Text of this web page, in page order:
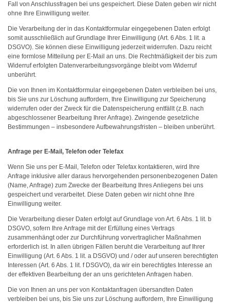
Fall von Anschlussfragen bei uns gespeichert. Diese Daten geben wir nicht
ohne Ihre Einwilligung weiter.
Die Verarbeitung der in das Kontaktformular eingegebenen Daten erfolgt
somit ausschließlich auf Grundlage Ihrer Einwilligung (Art. 6 Abs. 1 lit. a
DSGVO). Sie können diese Einwilligung jederzeit widerrufen. Dazu reicht
eine formlose Mitteilung per E-Mail an uns. Die Rechtmäßigkeit der bis zum
Widerruf erfolgten Datenverarbeitungsvorgänge bleibt vom Widerruf
unberührt.
Die von Ihnen im Kontaktformular eingegebenen Daten verbleiben bei uns,
bis Sie uns zur Löschung auffordern, Ihre Einwilligung zur Speicherung
widerrufen oder der Zweck für die Datenspeicherung entfällt (z.B. nach
abgeschlossener Bearbeitung Ihrer Anfrage). Zwingende gesetzliche
Bestimmungen – insbesondere Aufbewahrungsfristen – bleiben unberührt.
Anfrage per E-Mail, Telefon oder Telefax
Wenn Sie uns per E-Mail, Telefon oder Telefax kontaktieren, wird Ihre
Anfrage inklusive aller daraus hervorgehenden personenbezogenen Daten
(Name, Anfrage) zum Zwecke der Bearbeitung Ihres Anliegens bei uns
gespeichert und verarbeitet. Diese Daten geben wir nicht ohne Ihre
Einwilligung weiter.
Die Verarbeitung dieser Daten erfolgt auf Grundlage von Art. 6 Abs. 1 lit. b
DSGVO, sofern Ihre Anfrage mit der Erfüllung eines Vertrags
zusammenhängt oder zur Durchführung vorvertraglicher Maßnahmen
erforderlich ist. In allen übrigen Fällen beruht die Verarbeitung auf Ihrer
Einwilligung (Art. 6 Abs. 1 lit. a DSGVO) und / oder auf unseren berechtigten
Interessen (Art. 6 Abs. 1 lit. f DSGVO), da wir ein berechtigtes Interesse an
der effektiven Bearbeitung der an uns gerichteten Anfragen haben.
Die von Ihnen an uns per von Kontaktanfragen übersandten Daten
verbleiben bei uns, bis Sie uns zur Löschung auffordern, Ihre Einwilligung